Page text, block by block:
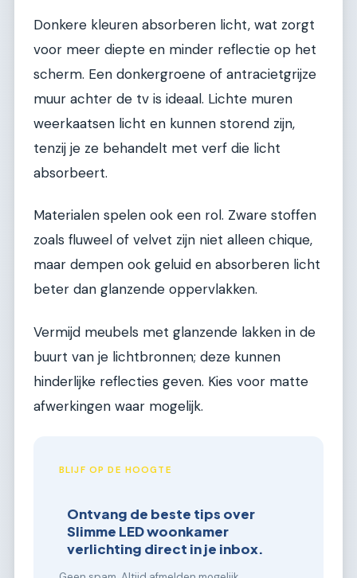
Donkere kleuren absorberen licht, wat zorgt
voor meer diepte en minder reflectie op het
scherm. Een donkergroene of antracietgrijze
muur achter de tv is ideaal. Lichte muren
weerkaatsen licht en kunnen storend zijn,
tenzij je ze behandelt met verf die licht
absorbeert.
Materialen spelen ook een rol. Zware stoffen
zoals fluweel of velvet zijn niet alleen chique,
maar dempen ook geluid en absorberen licht
beter dan glanzende oppervlakken.
Vermijd meubels met glanzende lakken in de
buurt van je lichtbronnen; deze kunnen
hinderlijke reflecties geven. Kies voor matte
afwerkingen waar mogelijk.
BLIJF OP DE HOOGTE
Ontvang de beste tips over
Slimme LED woonkamer
verlichting direct in je inbox.